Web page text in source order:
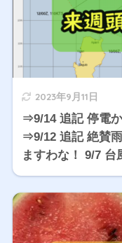
2023年9月11日
⇒9/14 追記 停電
⇒9/12 追記 絶賛
ますわな！ 9/7 台